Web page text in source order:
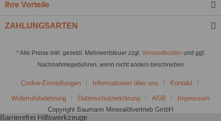
Ihre Vorteile
ZAHLUNGSARTEN
* Alle Preise inkl. gesetzl. Mehrwertsteuer zzgl. Versandkosten und ggf.
Nachnahmegebühren, wenn nicht anders beschrieben
Cookie-Einstellungen Informationen über uns Kontakt
Widerrufsbelehrung Datenschutzerklärung AGB
Impressum
Copyright Baumann Mineralölvertrieb GmbH
Barrierefrei Hilfswerkzeuge